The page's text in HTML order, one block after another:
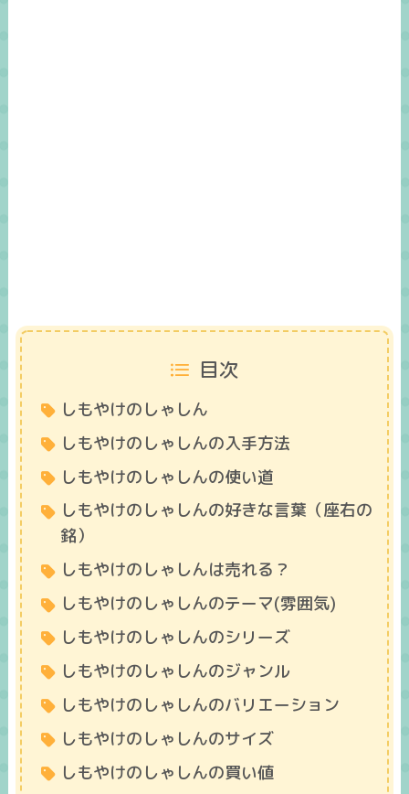
目次
しもやけのしゃしん
しもやけのしゃしんの入手方法
しもやけのしゃしんの使い道
しもやけのしゃしんの好きな言葉（座右の
銘）
しもやけのしゃしんは売れる？
しもやけのしゃしんのテーマ(雰囲気)
しもやけのしゃしんのシリーズ
しもやけのしゃしんのジャンル
しもやけのしゃしんのバリエーション
しもやけのしゃしんのサイズ
しもやけのしゃしんの買い値